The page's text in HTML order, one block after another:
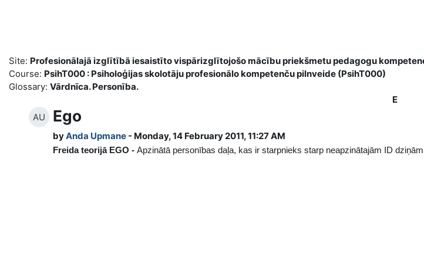
Site: Profesionālajā izglītībā iesaistīto vispārizglītojošo mācību priekšmetu pedagogu
Course: PsihT000 : Psiholoģijas skolotāju profesionālo kompetenču pilnveide (PsihT000)
Glossary: Vārdnīca. Personība.
E
AU
Ego
byAnda Upmane - Monday, 14 February 2011, 11:27 AM
Freida teorijā EGO - Apzinātā personības daļa, kas ir starpnieks starp neapzinātajām ID